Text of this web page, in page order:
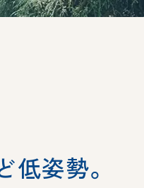
低姿勢。